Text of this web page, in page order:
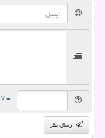
= ۷ بعلاوه ۲
ارسال نظر